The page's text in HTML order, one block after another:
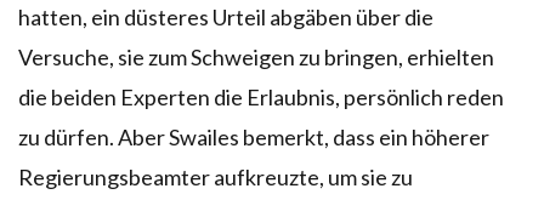
hatten, ein düsteres Urteil abgäben über die
Versuche, sie zum Schweigen zu bringen, erhielten
die beiden Experten die Erlaubnis, persönlich reden
zu dürfen. Aber Swailes bemerkt, dass ein höherer
Regierungsbeamter aufkreuzte, um sie zu